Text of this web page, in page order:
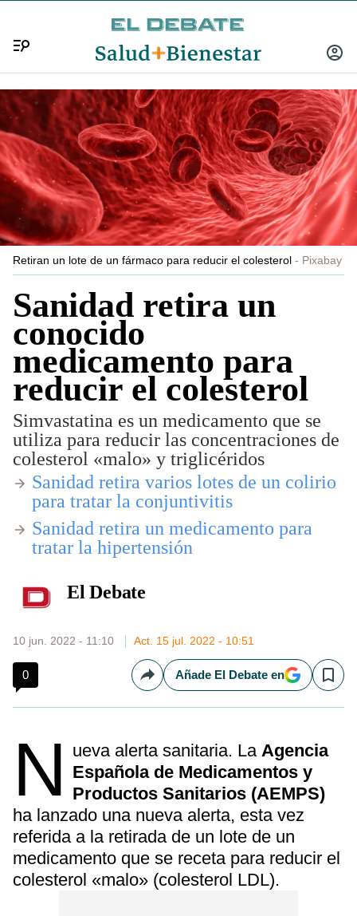
INICIAR
Retiran un lote de un fármaco para reducir el colesterol Pixabay
Sanidad retira un
conocido
medicamento para
reducir el colesterol
Simvastatina es un medicamento que se
utiliza para reducir las concentraciones de
colesterol «malo» y triglicéridos
​Sanidad retira varios lotes de un colirio
para tratar la conjuntivitis
Sanidad retira un medicamento para
tratar la hipertensión
El Debate
10 jun. 2022 - 11:10 Act. 15 jul. 2022 - 10:51
0 CompartirAñade El Debate en Save
N ueva alerta sanitaria. LaAgencia
Española de Medicamentos y
Productos Sanitarios (AEMPS)
ha lanzado una nueva alerta, esta vez
referida a la retirada de un lote de un
medicamento que se receta para reducir el
colesterol «malo» (colesterol LDL).